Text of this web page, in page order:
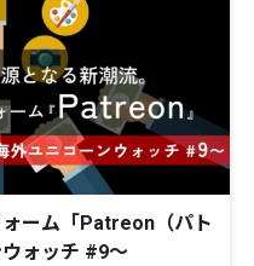
ーム「Patreon（パト
ォッチ #9〜